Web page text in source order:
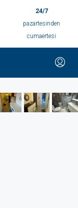
24/7
pazartesinden
cumaertesi